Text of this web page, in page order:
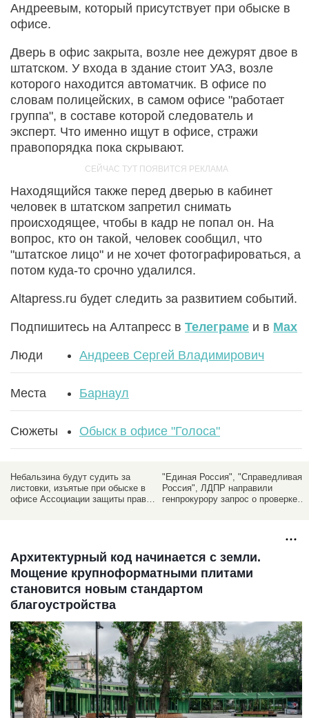
Андреевым, который присутствует при обыске в
офисе.
Дверь в офис закрыта, возле нее дежурят двое в
штатском. У входа в здание стоит УАЗ, возле
которого находится автоматчик. В офисе по
словам полицейских, в самом офисе "работает
группа", в составе которой следователь и
эксперт. Что именно ищут в офисе, стражи
правопорядка пока скрывают.
Находящийся также перед дверью в кабинет
человек в штатском запретил снимать
происходящее, чтобы в кадр не попал он. На
вопрос, кто он такой, человек сообщил, что
"штатское лицо" и не хочет фотографироваться, а
потом куда-то срочно удалился.
Altapress.ru будет следить за развитием событий.
Подпишитесь на Алтапресс в Телеграме и в Max
Люди Андреев Сергей Владимирович
Места Барнаул
Сюжеты Обыск в офисе "Голоса"
Небальзина будут судить за
листовки, изъятые при обыске в
офисе Ассоциации защиты прав
"Единая Россия", "Справедливая
Россия", ЛДПР направили
генпрокурору запрос о проверке
Архитектурный код начинается с земли.
Мощение крупноформатными плитами
становится новым стандартом
благоустройства